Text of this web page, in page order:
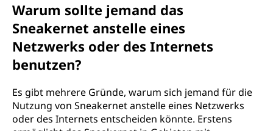
Warum sollte jemand das
Sneakernet anstelle eines
Netzwerks oder des Internets
benutzen?
Es gibt mehrere Gründe, warum sich jemand für die
Nutzung von Sneakernet anstelle eines Netzwerks
oder des Internets entscheiden könnte. Erstens